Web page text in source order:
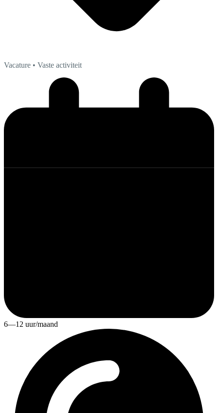
Vacature • Vaste activiteit
6—12 uur/maand